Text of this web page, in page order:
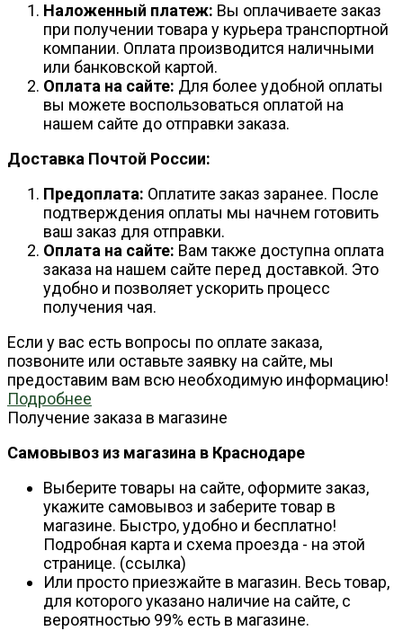
Наложенный платеж: Вы оплачиваете заказ
при получении товара у курьера транспортной
компании. Оплата производится наличными
или банковской картой.
Оплата на сайте: Для более удобной оплаты
вы можете воспользоваться оплатой на
нашем сайте до отправки заказа.
Доставка Почтой России:
Предоплата: Оплатите заказ заранее. После
подтверждения оплаты мы начнем готовить
ваш заказ для отправки.
Оплата на сайте: Вам также доступна оплата
заказа на нашем сайте перед доставкой. Это
удобно и позволяет ускорить процесс
получения чая.
Если у вас есть вопросы по оплате заказа,
позвоните или оставьте заявку на сайте, мы
предоставим вам всю необходимую информацию!
Подробнее
Получение заказа в магазине
Самовывоз из магазина в Краснодаре
Выберите товары на сайте, оформите заказ,
укажите самовывоз и заберите товар в
магазине. Быстро, удобно и бесплатно!
Подробная карта и схема проезда - на этой
странице. (ссылка)
Или просто приезжайте в магазин. Весь товар,
для которого указано наличие на сайте, с
вероятностью 99% есть в магазине.